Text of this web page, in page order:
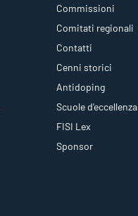
Commissioni
Comitati regionali
Contatti
Cenni storici
Antidoping
Scuole d'eccellenza
FISI Lex
Sponsor